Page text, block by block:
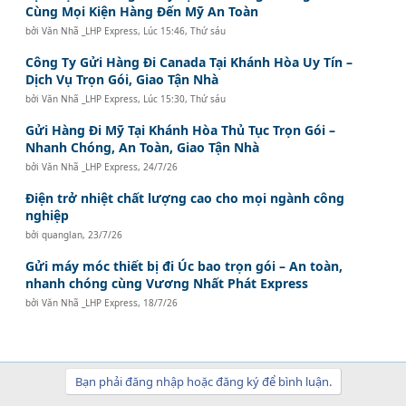
Cùng Mọi Kiện Hàng Đến Mỹ An Toàn
bởiVăn Nhã _LHP Express, Lúc 15:46, Thứ sáu
Công Ty Gửi Hàng Đi Canada Tại Khánh Hòa Uy Tín –
Dịch Vụ Trọn Gói, Giao Tận Nhà
bởiVăn Nhã _LHP Express, Lúc 15:30, Thứ sáu
Gửi Hàng Đi Mỹ Tại Khánh Hòa Thủ Tục Trọn Gói –
Nhanh Chóng, An Toàn, Giao Tận Nhà
bởiVăn Nhã _LHP Express, 24/7/26
Điện trở nhiệt chất lượng cao cho mọi ngành công
nghiệp
bởiquanglan, 23/7/26
Gửi máy móc thiết bị đi Úc bao trọn gói – An toàn,
nhanh chóng cùng Vương Nhất Phát Express
bởiVăn Nhã _LHP Express, 18/7/26
Bạn phải đăng nhập hoặc đăng ký để bình luận.